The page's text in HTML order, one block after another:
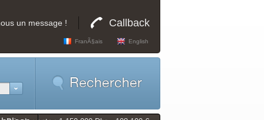
un message ! Callback
FranÃ§ais English